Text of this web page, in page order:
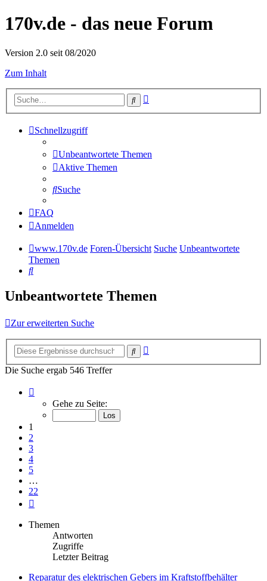
170v.de - das neue Forum
Version 2.0 seit 08/2020
Zum Inhalt
Suche
Schnellzugriff
Unbeantwortete Themen
Aktive Themen
Suche
FAQ
Anmelden
www.170v.de Foren-Übersicht Suche Unbeantwortete
Themen
Suche
Unbeantwortete Themen
Zur erweiterten Suche
Suche
Die Suche ergab 546 Treffer
von
Gehe zu Seite:
1
2
3
4
5
…
22
Themen
Antworten
Zugriffe
Letzter Beitrag
Reparatur des elektrischen Gebers im Kraftstoffbehälter